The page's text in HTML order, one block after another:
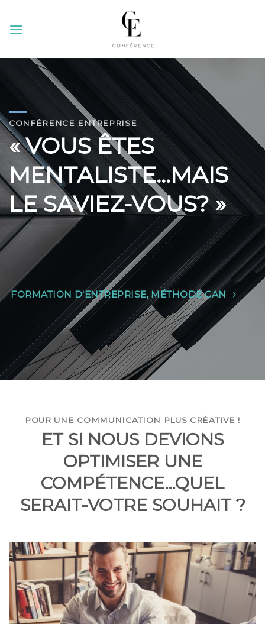
content
CONFÉRENCE ENTREPRISE
« VOUS ÊTES
MENTALISTE…MAIS
LE SAVIEZ-VOUS? »
FORMATION D'ENTREPRISE, MÉTHODE CAN
POUR UNE COMMUNICATION PLUS CRÉATIVE !
ET SI NOUS DEVIONS
OPTIMISER UNE
COMPÉTENCE…QUEL
SERAIT-VOTRE SOUHAIT ?